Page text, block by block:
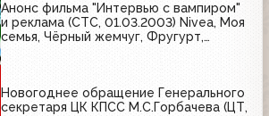
Анонс фильма "Интервью с вампиром"
и реклама (СТС, 01.03.2003) Nivea, Моя
семья, Чёрный жемчуг, Фругурт,
Новогоднее обращение Генерального
секретаря ЦК КПСС М.С.Горбачева (ЦТ,